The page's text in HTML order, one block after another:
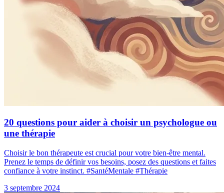
20 questions pour aider à choisir un psychologue ou
une thérapie
Choisir le bon thérapeute est crucial pour votre bien-être mental.
Prenez le temps de définir vos besoins, posez des questions et faites
confiance à votre instinct. #SantéMentale #Thérapie
3 septembre 2024